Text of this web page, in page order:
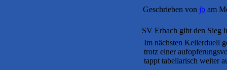
Geschrieben von jb am
SV Erbach gibt den Sieg
Im nächsten Kellerduell
trotz einer
tappt tabellarisch weiter